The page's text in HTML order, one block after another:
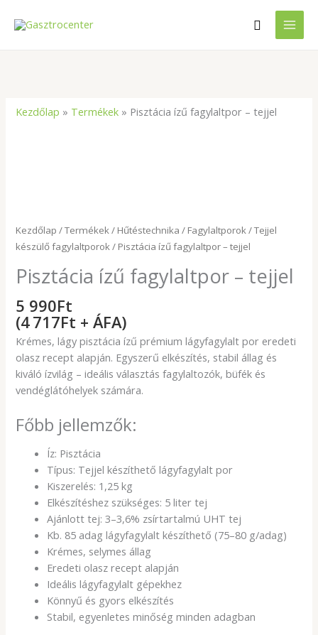
Search
Kezdőlap » Termékek » Pisztácia ízű fagylaltpor – tejjel
Kezdőlap /Termékek/ Hűtéstechnika / Fagylaltporok/Tejjel
készülő fagylaltporok/ Pisztácia ízű fagylaltpor – tejjel
Pisztácia ízű fagylaltpor – tejjel
5 990Ft
(4 717Ft + ÁFA)
Krémes, lágy pisztácia ízű prémium lágyfagylalt por eredeti
olasz recept alapján. Egyszerű elkészítés, stabil állag és
kiváló ízvilág – ideális választás fagylaltozók, büfék és
vendéglátóhelyek számára.
Főbb jellemzők:
Íz: Pisztácia
Típus: Tejjel készíthető lágyfagylalt por
Kiszerelés: 1,25 kg
Elkészítéshez szükséges: 5 liter tej
Ajánlott tej: 3–3,6% zsírtartalmú UHT tej
Kb. 85 adag lágyfagylalt készíthető (75–80 g/adag)
Krémes, selymes állag
Eredeti olasz recept alapján
Ideális lágyfagylalt gépekhez
Könnyű és gyors elkészítés
Stabil, egyenletes minőség minden adagban